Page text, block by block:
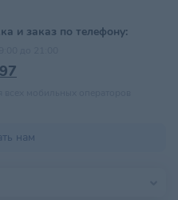
и заказ по телефону:
нам